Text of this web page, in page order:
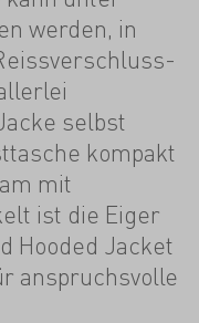
werden, in
selbst
kompakt
mit
ist die Eiger
Hooded Jacket
anspruchsvolle